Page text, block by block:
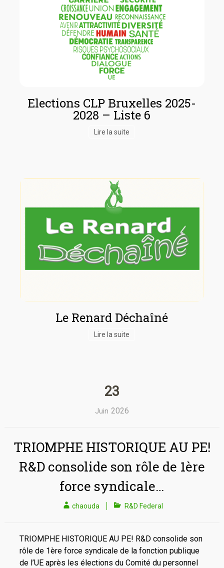
Elections CLP Bruxelles 2025-
2028 – Liste 6
Lire la suite
Le Renard Déchaîné
Lire la suite
23
Juin 2026
TRIOMPHE HISTORIQUE AU PE!
R&D consolide son rôle de 1ère
force syndicale…
chaouda R&D Federal
TRIOMPHE HISTORIQUE AU PE! R&D consolide son
rôle de 1ère force syndicale de la fonction publique
de l’UE après les élections du Comité du personnel